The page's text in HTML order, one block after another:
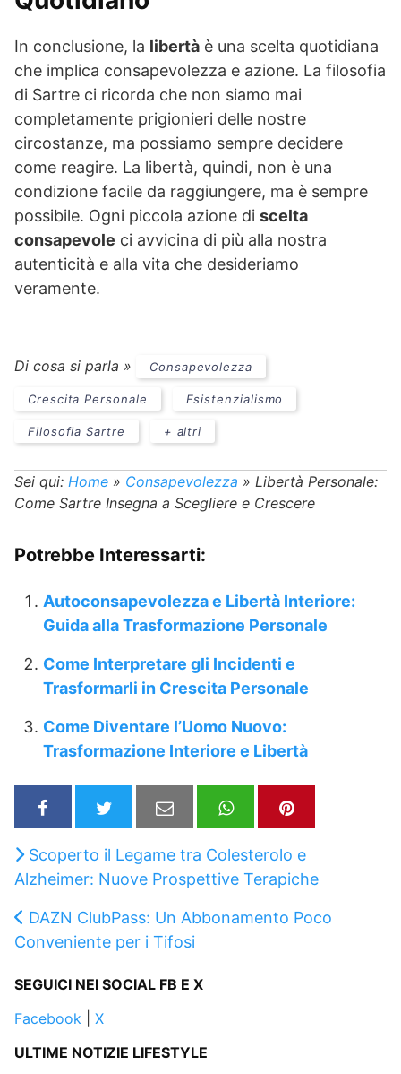
In conclusione, la libertà è una scelta quotidiana
che implica consapevolezza e azione. La filosofia
di Sartre ci ricorda che non siamo mai
completamente prigionieri delle nostre
circostanze, ma possiamo sempre decidere
come reagire. La libertà, quindi, non è una
condizione facile da raggiungere, ma è sempre
possibile. Ogni piccola azione di scelta
consapevole ci avvicina di più alla nostra
autenticità e alla vita che desideriamo
veramente.
Di cosa si parla » Consapevolezza
Crescita Personale Esistenzialismo
Filosofia Sartre + altri
Sei qui: Home » Consapevolezza » Libertà Personale:
Come Sartre Insegna a Scegliere e Crescere
Potrebbe Interessarti:
Autoconsapevolezza e Libertà Interiore:
Guida alla Trasformazione Personale
Come Interpretare gli Incidenti e
Trasformarli in Crescita Personale
Come Diventare l’Uomo Nuovo:
Trasformazione Interiore e Libertà
Scoperto il Legame tra Colesterolo e
Alzheimer: Nuove Prospettive Terapiche
DAZN ClubPass: Un Abbonamento Poco
Conveniente per i Tifosi
SEGUICI NEI SOCIAL FB E X
Facebook
X
ULTIME NOTIZIE LIFESTYLE